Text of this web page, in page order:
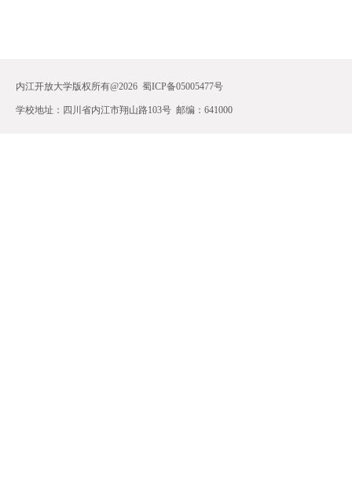
内江开放大学版权所有@2026 蜀ICP备05005477号
学校地址：四川省内江市翔山路103号 邮编：641000